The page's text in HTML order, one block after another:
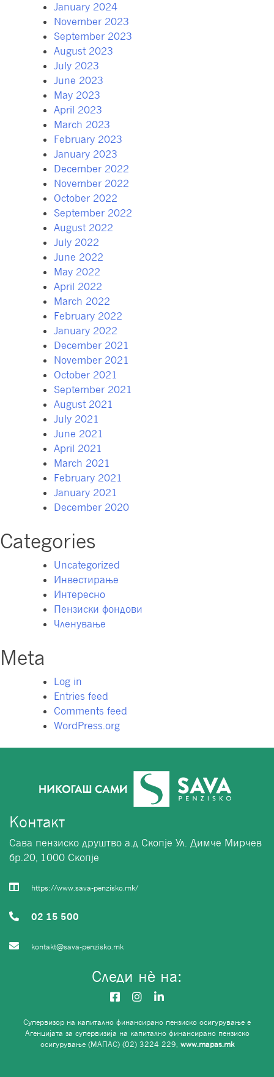
January 2024
November 2023
September 2023
August 2023
July 2023
June 2023
May 2023
April 2023
March 2023
February 2023
January 2023
December 2022
November 2022
October 2022
September 2022
August 2022
July 2022
June 2022
May 2022
April 2022
March 2022
February 2022
January 2022
December 2021
November 2021
October 2021
September 2021
August 2021
July 2021
June 2021
April 2021
March 2021
February 2021
January 2021
December 2020
Categories
Uncategorized
Инвестирање
Интересно
Пензиски фондови
Членување
Meta
Log in
Entries feed
Comments feed
WordPress.org
Следи нѐ на:
Контакт
Сава пензиско друштво а.д Скопје Ул. Димче Мирчев
бр.20, 1000 Скопје
https://www.sava-penzisko.mk/
02 15 500
kontakt@sava-penzisko.mk
Супервизор на капитално финансирано пензиско осигурување е
Агенцијата за супервизија на капитално финансирано пензиско
осигурување (МАПАС) (02) 3224 229, www.mapas.mk